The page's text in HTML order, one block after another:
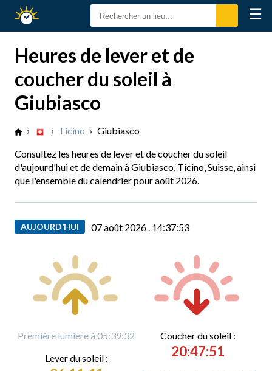
Calendrier
Solaire
☰
Heures de lever et de
coucher du soleil à
Giubiasco
› › Ticino › Giubiasco
Consultez les heures de lever et de coucher du soleil
d'aujourd'hui et de demain à Giubiasco, Ticino, Suisse, ainsi
que l'ensemble du calendrier pour août 2026.
AUJOURD’HUI 07 août 2026 . 14:37:54
Première lumière à 05:39:32
Lever du soleil :
Coucher du soleil :
20:47:51